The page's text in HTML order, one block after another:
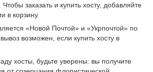
заказать и купить хосту, добавляйте
в корзину.
«Новой Почтой» и «Укрпочтой» по
возможен, если купить хосту в
хосты, будьте уверены: вы получите